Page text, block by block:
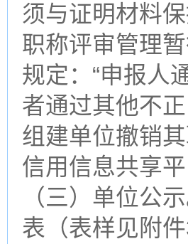
须与证明材料
职称评审管理
规定：“申报人
者通过其他不
组建单位撤销
信用信息共享
（三）单位公
表（表样见附